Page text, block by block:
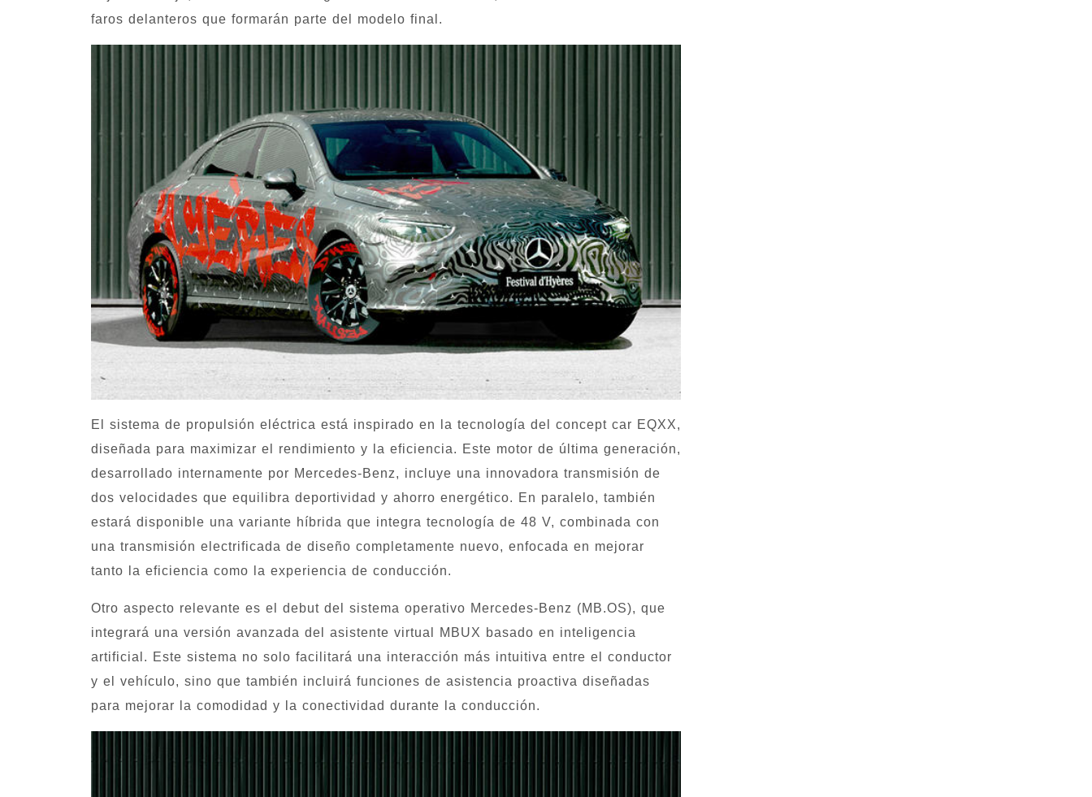
faros delanteros que formarán parte del modelo final.
El sistema de propulsión eléctrica está inspirado en la tecnología del concept car EQXX,
diseñada para maximizar el rendimiento y la eficiencia. Este motor de última generación,
desarrollado internamente por Mercedes-Benz, incluye una innovadora transmisión de
dos velocidades que equilibra deportividad y ahorro energético. En paralelo, también
estará disponible una variante híbrida que integra tecnología de 48 V, combinada con
una transmisión electrificada de diseño completamente nuevo, enfocada en mejorar
tanto la eficiencia como la experiencia de conducción.
Otro aspecto relevante es el debut del sistema operativo Mercedes-Benz (MB.OS), que
integrará una versión avanzada del asistente virtual MBUX basado en inteligencia
artificial. Este sistema no solo facilitará una interacción más intuitiva entre el conductor
y el vehículo, sino que también incluirá funciones de asistencia proactiva diseñadas
para mejorar la comodidad y la conectividad durante la conducción.